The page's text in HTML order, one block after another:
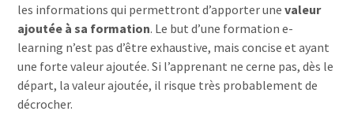
les informations qui permettront d’apporter unevaleur
ajoutée à sa formation. Le but d’une formation e-
learning n’est pas d’être exhaustive, mais concise et ayant
une forte valeur ajoutée. Si l’apprenant ne cerne pas, dès le
départ, la valeur ajoutée, il risque très probablement de
décrocher.